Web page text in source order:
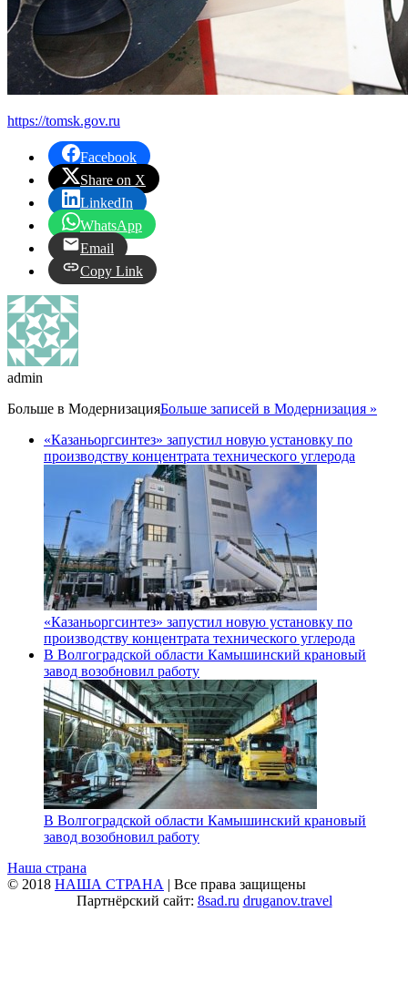
https://tomsk.gov.ru
Facebook
Share on X
LinkedIn
WhatsApp
Email
Copy Link
admin
Больше в МодернизацияБольше записей в Модернизация »
«Казаньоргсинтез» запустил новую установку по
производству концентрата технического углерода
«Казаньоргсинтез» запустил новую установку по
производству концентрата технического углерода
В Волгоградской области Камышинский крановый
завод возобновил работу
В Волгоградской области Камышинский крановый
завод возобновил работу
Наша страна
© 2018 НАША СТРАНА | Все права защищены
Партнёрский сайт: 8sad.ru druganov.travel